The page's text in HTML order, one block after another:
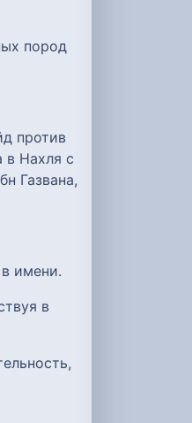
пород
в Нахля с
Газвана,
в имени.
в